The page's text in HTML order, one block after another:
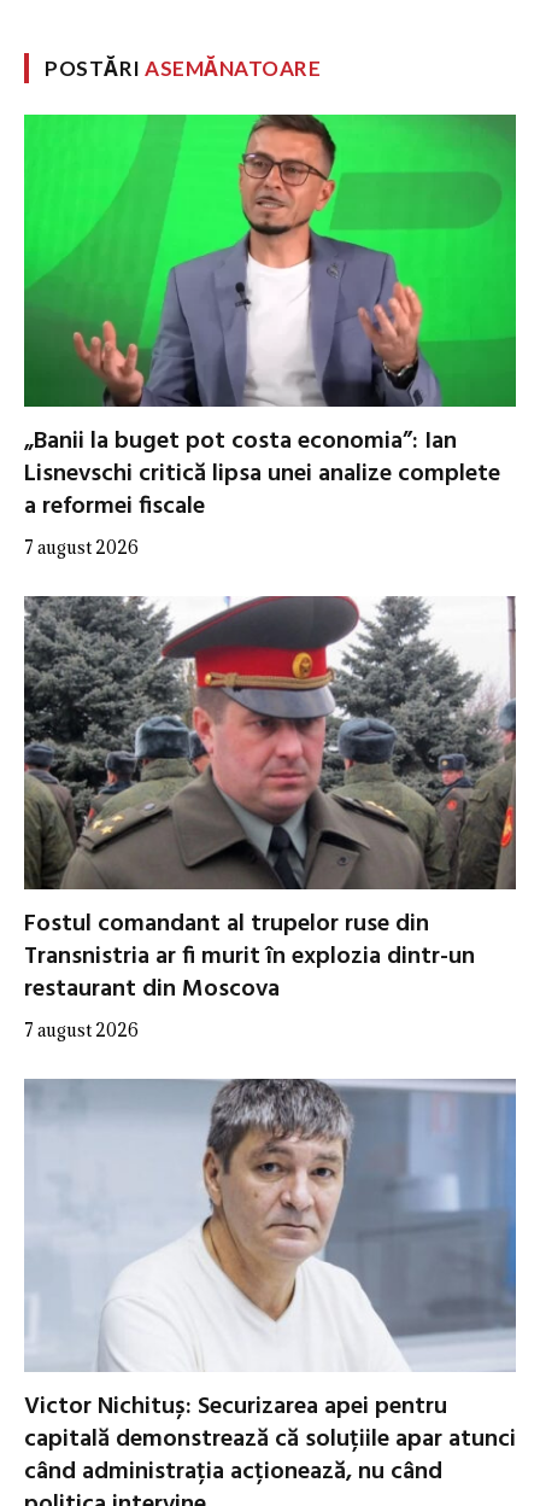
POSTĂRIASEMĂNATOARE
„Banii la buget pot costa economia”: Ian
Lisnevschi critică lipsa unei analize complete
a reformei fiscale
7 august 2026
Fostul comandant al trupelor ruse din
Transnistria ar fi murit în explozia dintr-un
restaurant din Moscova
7 august 2026
Victor Nichituș: Securizarea apei pentru
capitală demonstrează că soluțiile apar atunci
când administrația acționează, nu când